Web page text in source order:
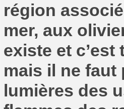
région
mer, aux
existe et
mais il ne faut
lumières des